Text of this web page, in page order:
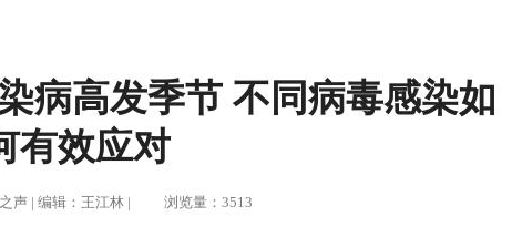
病高发季节 不同病毒感染如
有效应对
声 | 编辑：王江林 | 浏览量：3513